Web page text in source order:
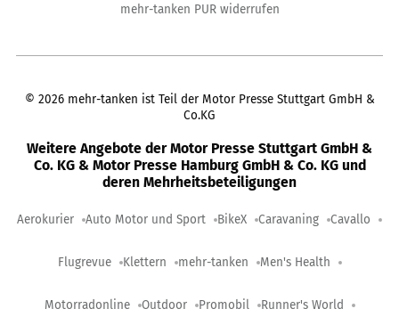
mehr-tanken PUR widerrufen
© 2026 mehr-tanken ist Teil der Motor Presse Stuttgart GmbH &
Co.KG
Weitere Angebote der Motor Presse Stuttgart GmbH &
Co. KG & Motor Presse Hamburg GmbH & Co. KG und
deren Mehrheitsbeteiligungen
Aerokurier Auto Motor und Sport BikeX Caravaning Cavallo
Flugrevue Klettern mehr-tanken Men's Health
Motorradonline Outdoor Promobil Runner's World